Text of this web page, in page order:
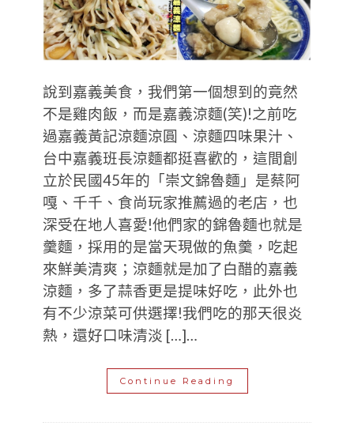
說到嘉義美食，我們第一個想到的竟然
不是雞肉飯，而是嘉義涼麵(笑)!之前吃
過嘉義黃記涼麵涼圓、涼麵四味果汁、
台中嘉義班長涼麵都挺喜歡的，這間創
立於民國45年的「崇文錦魯麵」是蔡阿
嘎、千千、食尚玩家推薦過的老店，也
深受在地人喜愛!他們家的錦魯麵也就是
羹麵，採用的是當天現做的魚羹，吃起
來鮮美清爽；涼麵就是加了白醋的嘉義
涼麵，多了蒜香更是提味好吃，此外也
有不少涼菜可供選擇!我們吃的那天很炎
熱，還好口味清淡 […]…
Continue Reading